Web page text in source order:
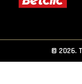
© 2026.